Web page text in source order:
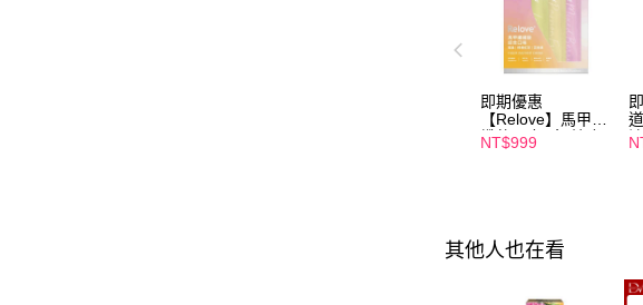
即期優惠
【Relove】馬甲纖
纖飲24包/盒-綜合
口味(效期2027-
NT$999
其他人也在看